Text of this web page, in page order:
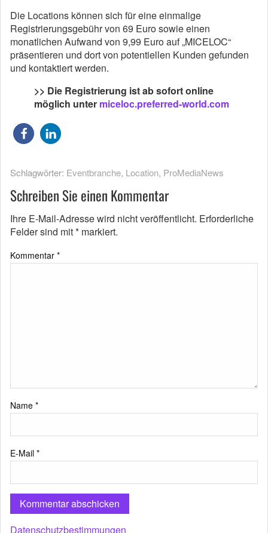
Die Locations können sich für eine einmalige
Registrierungsgebühr von 69 Euro sowie einen
monatlichen Aufwand von 9,99 Euro auf „MICELOC“
präsentieren und dort von potentiellen Kunden gefunden
und kontaktiert werden.
>> Die Registrierung ist ab sofort online
möglich unter miceloc.preferred-world.com
Schlagwörter: Eventbranche, Location, ProMediaNews
Schreiben Sie einen Kommentar
Ihre E-Mail-Adresse wird nicht veröffentlicht. Erforderliche
Felder sind mit* markiert.
Kommentar *
Name *
E-Mail *
Datenschutzbestimmungen